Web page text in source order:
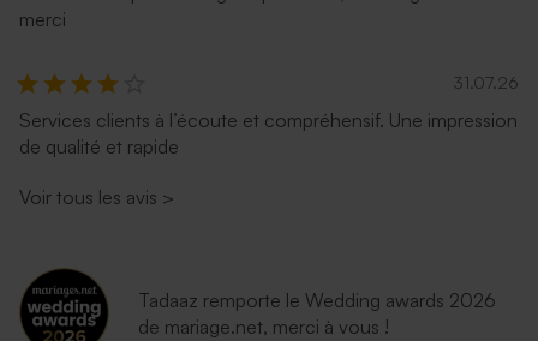
merci
31.07.26
Services clients à l’écoute et compréhensif. Une impression
de qualité et rapide
Voir tous les avis >
Tadaaz remporte le Wedding awards 2026
de mariage.net, merci à vous !